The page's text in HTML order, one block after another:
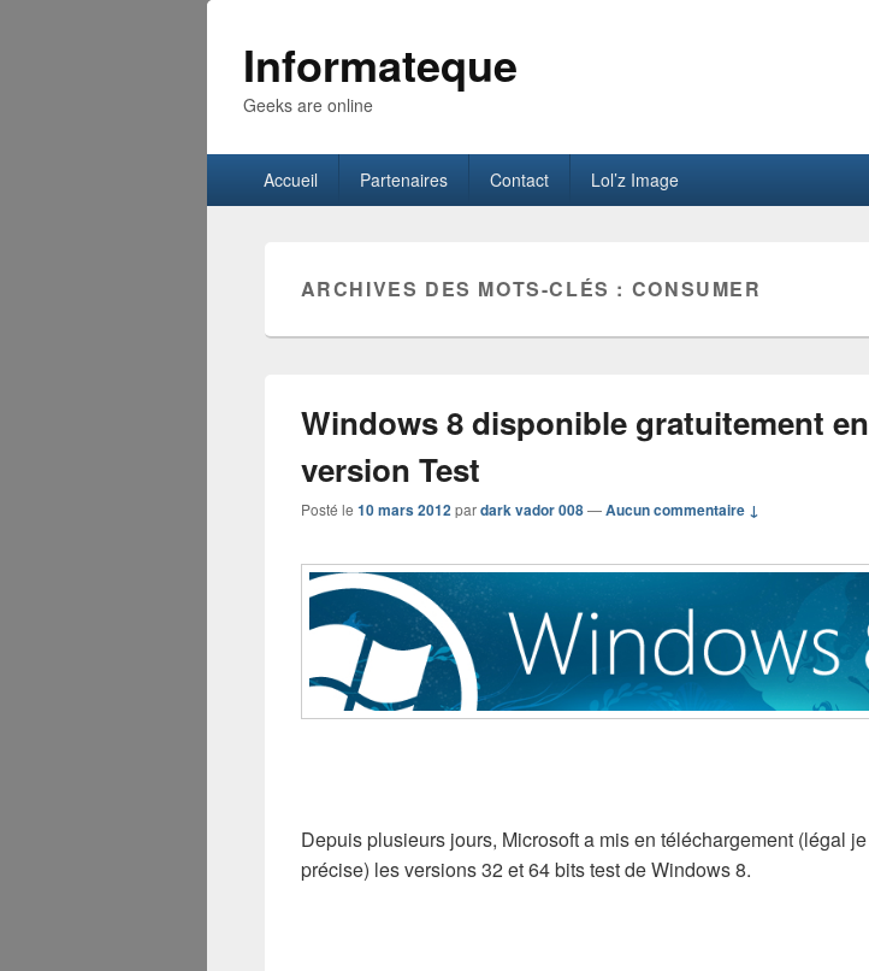
Informateque
Geeks are online
principalAccueil Partenaires Contact Lol’z Image
ARCHIVES DES MOTS-CLÉS : CONSUMER
Windows 8 disponible gratuitement en
version Test
Posté le 10 mars 2012pardark vador 008—Aucun commentaire ↓
Depuis plusieurs jours, Microsoft a mis en téléchargement (légal je
précise) les versions 32 et 64 bits test de Windows 8.